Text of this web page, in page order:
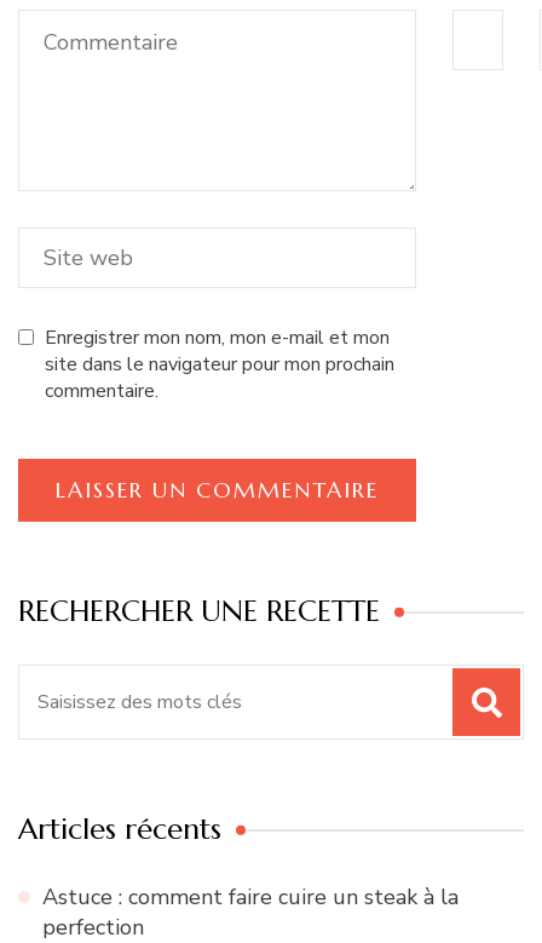
Enregistrer mon nom, mon e-mail et mon
site dans le navigateur pour mon prochain
commentaire.
RECHERCHER UNE RECETTE
Articles récents
Astuce : comment faire cuire un steak à la
perfection